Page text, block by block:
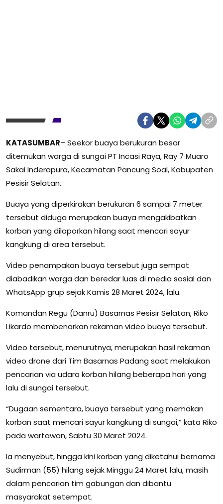
KATASUMBAR– Seekor buaya berukuran besar
ditemukan warga di sungai PT Incasi Raya, Ray 7 Muaro
Sakai Inderapura, Kecamatan Pancung Soal, Kabupaten
Pesisir Selatan.
Buaya yang diperkirakan berukuran 6 sampai 7 meter
tersebut diduga merupakan buaya mengakibatkan
korban yang dilaporkan hilang saat mencari sayur
kangkung di area tersebut.
Video penampakan buaya tersebut juga sempat
diabadikan warga dan beredar luas di media sosial dan
WhatsApp grup sejak Kamis 28 Maret 2024, lalu.
Komandan Regu (Danru) Basarnas Pesisir Selatan, Riko
Likardo membenarkan rekaman video buaya tersebut.
Video tersebut, menurutnya, merupakan hasil rekaman
video drone dari Tim Basarnas Padang saat melakukan
pencarian via udara korban hilang beberapa hari yang
lalu di sungai tersebut.
“Dugaan sementara, buaya tersebut yang memakan
korban saat mencari sayur kangkung di sungai,” kata Riko
pada wartawan, Sabtu 30 Maret 2024.
Ia menyebut, hingga kini korban yang diketahui bernama
Sudirman (55) hilang sejak Minggu 24 Maret lalu, masih
dalam pencarian tim gabungan dan dibantu
masyarakat setempat.